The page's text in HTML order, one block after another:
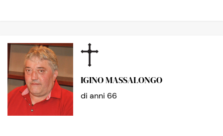
IGINO MASSALONGO
di anni 66